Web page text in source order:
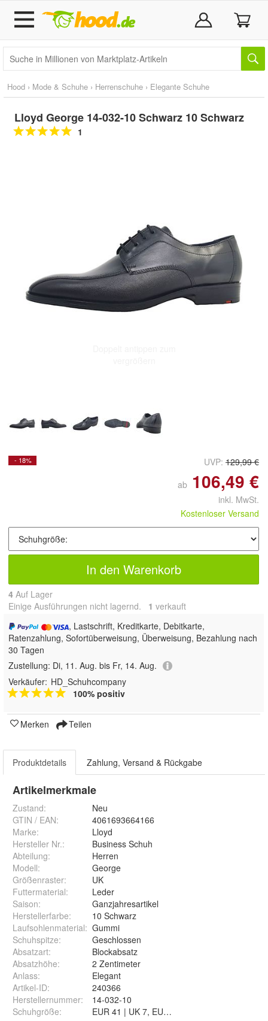
Hood › Mode & Schuhe › Herrenschuhe › Elegante Schuhe
Lloyd George 14-032-10 Schwarz 10 Schwarz
1
- 18% UVP: 129,99 €
ab 106,49 €
inkl. MwSt.
Kostenloser Versand
In den Warenkorb
4 Auf Lager
Einige Ausführungen nicht lagernd. 1 verkauft
, Lastschrift, Kreditkarte, Debitkarte,
Ratenzahlung, Sofortüberweisung, Überweisung, Bezahlung nach
30 Tagen
Zustellung: Di, 11. Aug. bis Fr, 14. Aug.
Verkäufer: HD_Schuhcompany
100% positiv
Merken Teilen
Produktdetails Zahlung, Versand & Rückgabe
Artikelmerkmale
Zustand:
Neu
GTIN / EAN:
4061693664166
Marke:
Lloyd
Hersteller Nr.:
Business Schuh
Abteilung:
Herren
Modell:
George
Größenraster:
UK
Futtermaterial:
Leder
Saison:
Ganzjahresartikel
Herstellerfarbe:
10 Schwarz
Laufsohlenmaterial: Gummi
Schuhspitze:
Geschlossen
Absatzart:
Blockabsatz
Absatzhöhe:
2 Zentimeter
Anlass:
Elegant
Artikel-ID:
240366
Herstellernummer:
14-032-10
Schuhgröße: